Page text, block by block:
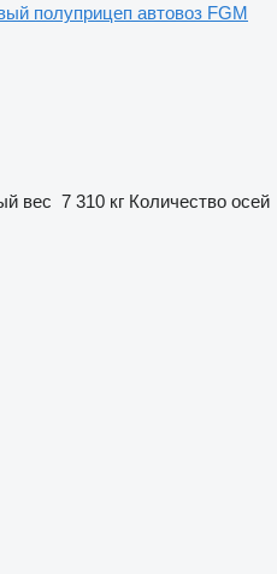
полуприцеп автовоз FGM
вес 7 310 кг Количество осей